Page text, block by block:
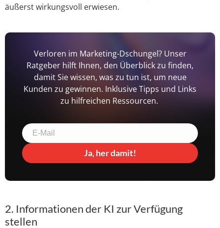
äußerst wirkungsvoll erwiesen.
Verloren im Marketing-Dschungel? Unser
Ratgeber hilft Ihnen, den Überblick zu finden,
damit Sie wissen, was zu tun ist, um neue
Kunden zu gewinnen. Inklusive Tipps und Links
zu hilfreichen Ressourcen.
Ja, her damit!
2. Informationen der KI zur Verfügung
stellen